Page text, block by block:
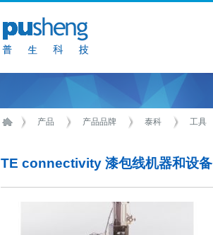
产品 产品品牌 泰科 工具
TE connectivity 漆包线机器和设备